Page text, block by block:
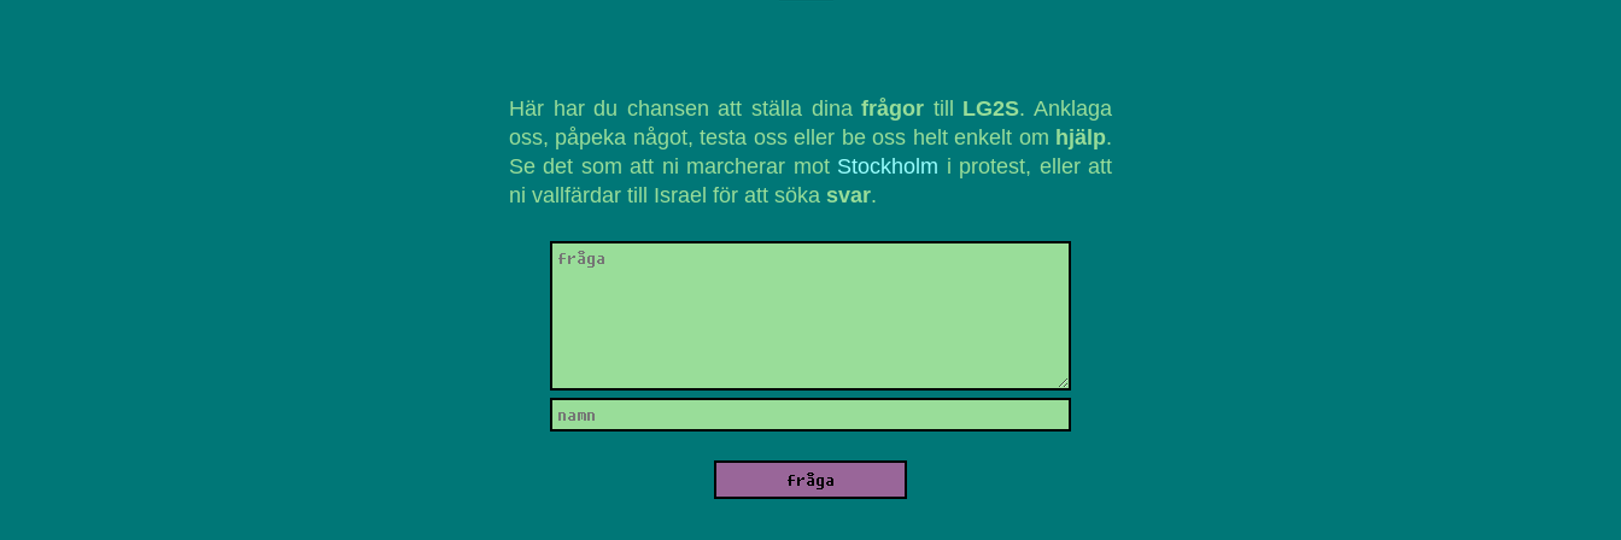
Här har du chansen att ställa dinafrågor till LG2S. Anklaga
oss, påpeka något, testa oss eller be oss helt enkelt om hjälp.
Se det som att ni marcherar mot Stockholm i protest, eller att
ni vallfärdar till Israel för att söka svar.